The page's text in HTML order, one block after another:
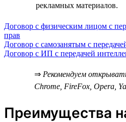
рекламных материалов.
Договор с физическим лицом с
прав
Договор с самозанятым с
Договор с ИП с передачей
⇒ Рекомендуем
Chrome, FireFox, Opera,
Преимущества